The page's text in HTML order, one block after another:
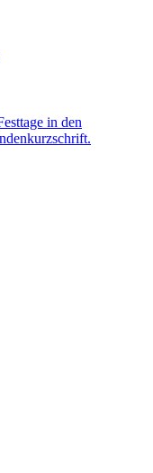
in den